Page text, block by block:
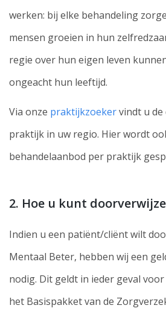
werken: bij elke behandeling
mensen groeien in hun
regie over hun eigen leven
ongeacht hun leeftijd.
Via onze praktijkzoekervindt u
praktijk in uw regio. Hier wordt
behandelaanbod per praktijk
2. Hoe u kunt
Indien u een patiënt/cliënt wilt
Mentaal Beter, hebben wij een
nodig. Dit geldt in ieder geval
het Basispakket van de